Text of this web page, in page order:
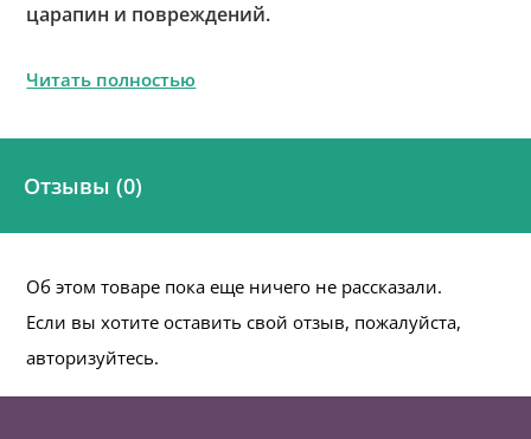
царапин и повреждений.
Читать полностью
Отзывы (0)
Об этом товаре пока еще ничего не рассказали.
Если вы хотите оставить свой отзыв, пожалуйста,
авторизуйтесь.